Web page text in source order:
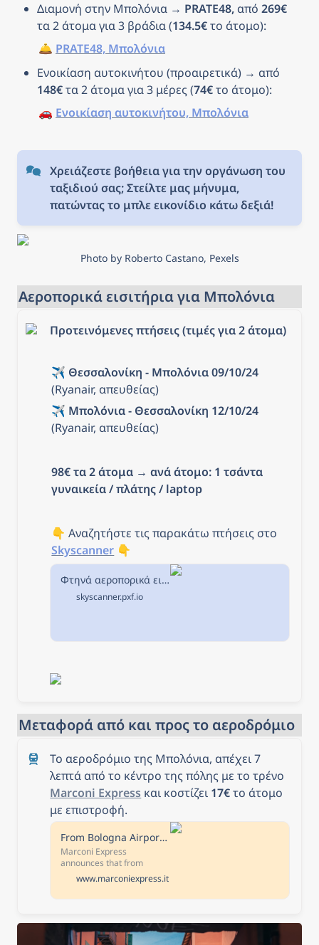
Διαμονή στην Μπολόνια → PRATE48, από 269€
τα 2 άτομα για 3 βράδια (134.5€ το άτομο):
🛎️ PRATE48, Μπολόνια
148€ τα 2 άτομα για 3 μέρες (74€ το άτομο):
🚗 Ενοικίαση αυτοκινήτου, Μπολόνια
Χρειάζεστε βοήθεια για την οργάνωση του
ταξιδιού σας; Στείλτε μας μήνυμα,
πατώντας το μπλε εικονίδιο κάτω δεξιά!
Photo by Roberto Castano, Pexels
Αεροπορικά εισιτήρια για Μπολόνια
Προτεινόμενες πτήσεις (τιμές για 2 άτομα)
✈️ Θεσσαλονίκη - Μπολόνια 09/10/24
(Ryanair, απευθείας)
✈️ Μπολόνια - Θεσσαλονίκη 12/10/24
(Ryanair, απευθείας)
98€ τα 2 άτομα → ανά άτομο: 1 τσάντα
γυναικεία / πλάτης / laptop
Skyscanner 👇
Φτηνά αεροπορικά εισιτήρια από Θεσσαλονίκη προς Μπολόνια στην Skyscanner
skyscanner.pxf.io
Μεταφορά από και προς το αεροδρόμιο
Το αεροδρόμιο της Μπολόνια, απέχει 7
Marconi Express και κοστίζει 17€ το άτομο
με επιστροφή.
From Bologna Airport to city centre in 7 minutes | Marconi Express Bologna Shuttle
Marconi Express
announces that from
Monday, February 6 to
Thursday, March 16, the
monorail service timetable
development [...] As of
January 16, 2023, the
www.marconiexpress.it